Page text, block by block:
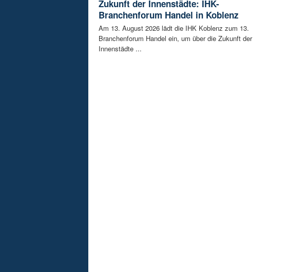
Zukunft der Innenstädte: IHK-
Branchenforum Handel in Koblenz
Am 13. August 2026 lädt die IHK Koblenz zum 13.
Branchenforum Handel ein, um über die Zukunft der
Innenstädte ...